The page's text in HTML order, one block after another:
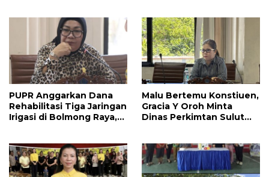
PUPR Anggarkan Dana
Rehabilitasi Tiga Jaringan
Irigasi di Bolmong Raya,
Malu Bertemu Konstiuen,
Gracia Y Oroh Minta
Dinas Perkimtan Sulut
Jalan di Tandengan I